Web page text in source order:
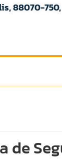
88070-750,
de